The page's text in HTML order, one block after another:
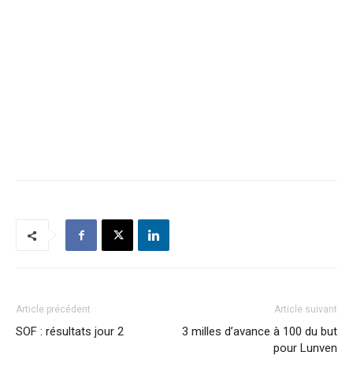
Article précédent
SOF : résultats jour 2
Article suivant
3 milles d’avance à 100 du but
pour Lunven